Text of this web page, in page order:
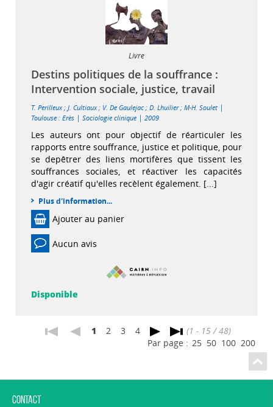
Livre
Destins politiques de la souffrance :
Intervention sociale, justice, travail
T. Perilleux; J. Cultiaux; V. De Gaulejac ; D. Lhuilier; M-H. Soulet |
Toulouse : Erès | Sociologie clinique | 2009
Les auteurs ont pour objectif de réarticuler les
rapports entre souffrance, justice et politique, pour
se depêtrer des liens mortifères que tissent les
souffrances sociales, et réactiver les capacités
d'agir créatif qu'elles recèlent également. [...]
Plus d'information...
Ajouter au panier
Aucun avis
Disponible
1 2 3 4
(1 - 15 / 48)
Par page : 25 50 100 200
Contact